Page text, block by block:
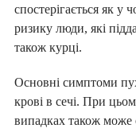
спостерігається як у
ризику люди, які
також курці.
Основні симптоми
крові в сечі. При
випадках також може
консультації
терапевта
базові аналізи
електронні
«доступні
вакцинацію та